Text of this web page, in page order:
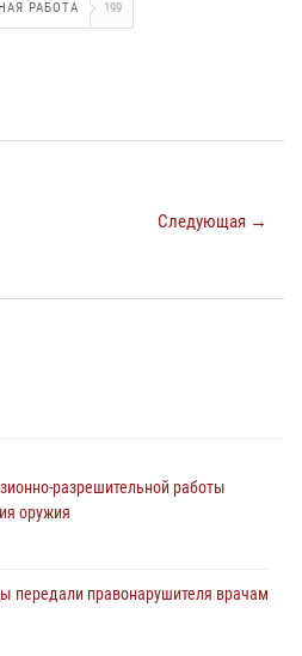
РАБОТА 199
Следующая →
разрешительной работы
оружия
передали правонарушителя врачам